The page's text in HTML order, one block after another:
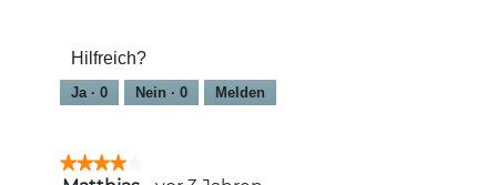
5
Hilfreich?
Ja · 0 Nein · 0 Melden
★★★★★
★★★★★